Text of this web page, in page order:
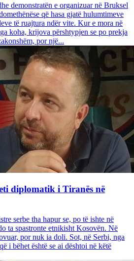
demonstratën e organizuar në Bruksel
që hasa gjatë hulumtimeve
të ruajtura ndër vite. Kur e mora në
koha, krijova përshtypjen se po prekja
por një...
diplomatik i Tiranës në
serbe tha hapur se, po të ishte në
ta spastronte etnikisht Kosovën. Në
por nuk ia doli. Sot, në Serbi, nga
i bëhet është se ai dështoi në këtë